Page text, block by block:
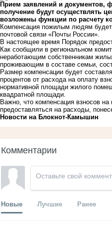
Прием заявлений и документов,
получение будут осуществлять
возложены функции по расчету
Компенсация пожилым людям будет
почтовой связи «Почты России».
В настоящее время Порядок
Как сообщили в региональном
неработающим собственникам
проживающим в составе семьи,
Размер компенсации будет
процентов от расхода на оплату
нормативной площади жилого
квадратной площади.
Важно, что компенсация взносов
предоставляться на расходы,
Новости на Блoкнoт-Камышин
Комментарии
Новые Лучшие Ранее